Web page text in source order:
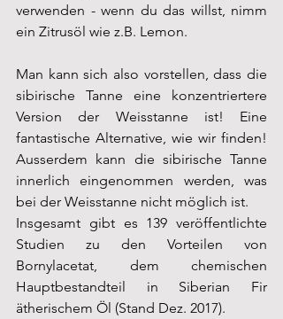
verwenden - wenn du das willst, nimm
ein Zitrusöl wie z.B. Lemon.
Man kann sich also vorstellen, dass die
sibirische Tanne eine konzentriertere
Version der Weisstanne ist! Eine
fantastische Alternative, wie wir finden!
Ausserdem kann die sibirische Tanne
innerlich eingenommen werden, was
bei der Weisstanne nicht möglich ist.
Insgesamt gibt es 139 veröffentlichte
Studien zu den Vorteilen von
Bornylacetat, dem chemischen
Hauptbestandteil in Siberian Fir
ätherischem Öl (Stand Dez. 2017).